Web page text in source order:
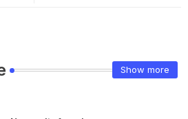
Show more